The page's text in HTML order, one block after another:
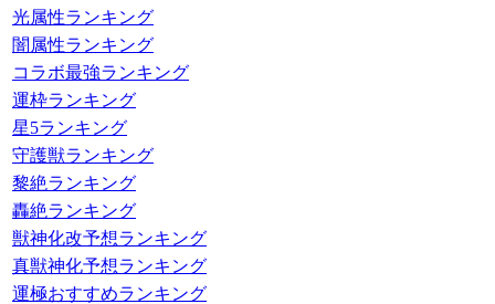
光属性ランキング
闇属性ランキング
コラボ最強ランキング
運枠ランキング
星5ランキング
守護獣ランキング
黎絶ランキング
轟絶ランキング
獣神化改予想ランキング
真獣神化予想ランキング
運極おすすめランキング